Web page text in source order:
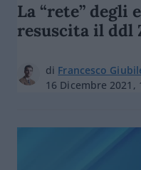
La “rete” degli
resuscita il ddl
di Francesco
16 Dicembre 2021,